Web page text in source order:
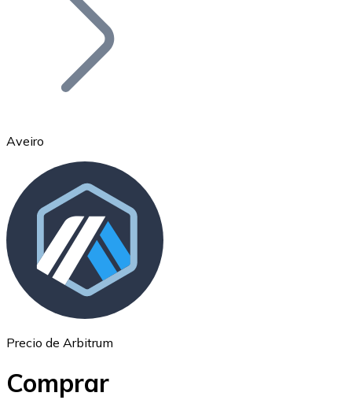
Ethereum
ETH
Aveiro
Precio de Arbitrum
Comprar